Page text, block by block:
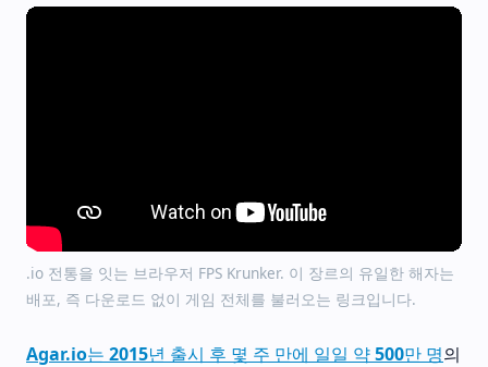
.io 전통을 잇는 브라우저 FPS Krunker. 이 장르의 유일한 해자는
배포, 즉 다운로드 없이 게임 전체를 불러오는 링크입니다.
Agar.io는 2015년 출시 후 몇 주 만에 일일 약 500만 명의